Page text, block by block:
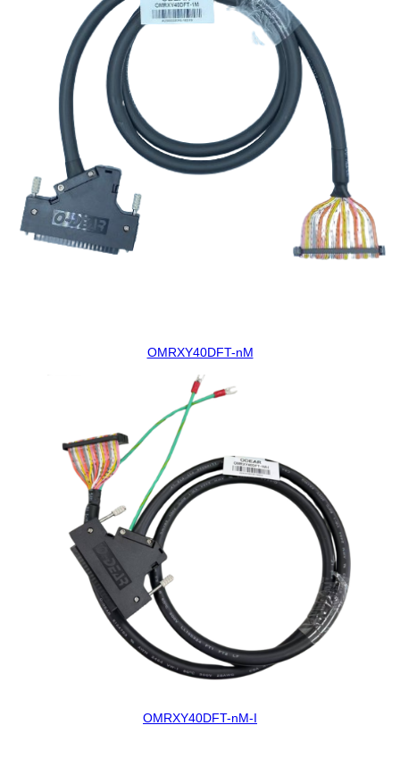
OMRXY40DFT-nM
OMRXY40DFT-nM-I